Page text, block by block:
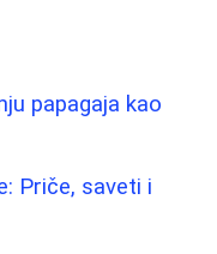
papagaja kao
Priče, saveti i